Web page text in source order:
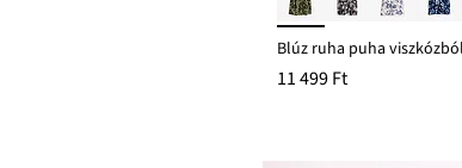
Blúz ruha puha viszkózból
11 499 Ft